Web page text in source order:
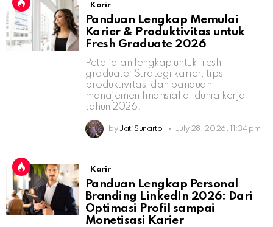
Karir
Panduan Lengkap Memulai
Karier & Produktivitas untuk
Fresh Graduate 2026
Peta jalan lengkap untuk fresh
graduate: Strategi karier, tips
produktivitas, dan panduan
manajemen finansial di dunia kerja
tahun 2026.
by Jati Sunarto July 28, 2026, 11:34 pm
Karir
Panduan Lengkap Personal
Branding LinkedIn 2026: Dari
Optimasi Profil sampai
Monetisasi Karier